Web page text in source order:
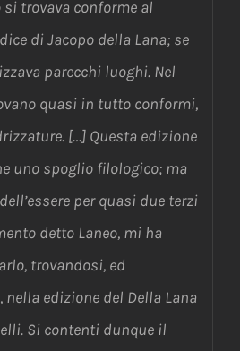
trovava conforme al
di Jacopo della Lana; se
parecchi luoghi. Nel
quasi in tutto conformi,
[…] Questa edizione
uno spoglio filologico; ma
per quasi due terzi
detto Laneo, mi ha
trovandosi, ed
edizione del Della Lana
Si contenti dunque il